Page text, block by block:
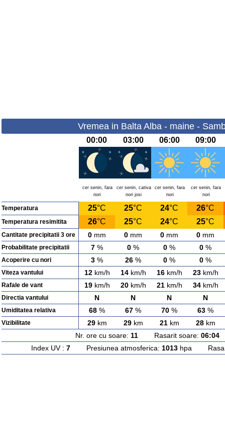
Vremea in Balta Alba - maine -
00:00 03:00 06:00 09:00
cer senin, fara
nori
cer senin, cativa
nori josi
cer senin, fara
nori
cer senin, fara
nori
Temperatura 25°C 25°C 24°C 26°C
Temperatura resimitita 26°C 25°C 24°C 25°C
Cantitate precipitatii 3 ore 0 mm 0 mm 0 mm 0 mm
Probabilitate precipitatii 7 % 0 % 0 % 0 %
Acoperire cu nori 3 % 26 % 0 % 0 %
Viteza vantului 12km/h 14km/h 16km/h 23km/h
Rafale de vant 19km/h 20km/h 21km/h 34km/h
Directia vantului N N N N
Umiditatea relativa 68 % 67 % 70 % 63 %
Vizibilitate 29km 29km 21km 28km
Nr. ore cu soare: 11 Rasarit soare: 06:04
Index UV : 7Presiunea atmosferica: 1013hpa